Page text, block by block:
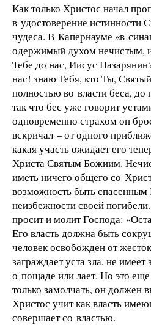
Как только Христос начал
в удостоверение истинности
чудеса. В Капернауме «в
одержимый духом нечистым,
Тебе до нас, Иисус
нас! знаю Тебя, кто Ты,
полностью во власти беса, до
так что бес уже говорит
одновременно страхом он
вскричал – от одного
какая участь ожидает его
Христа Святым Божиим.
иметь ничего общего со
возможность быть
неизбежности своей
просит и молит Господа:
Его власть должна быть
человек освобожден от
заграждает уста зла, не
о пощаде или лает. Но это
только замолчать, он должен
Христос учит как власть
совершает со властью.